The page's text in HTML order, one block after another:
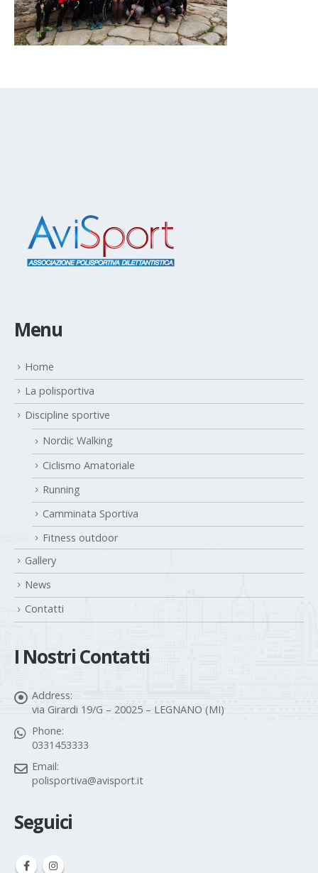
Menu
Home
La polisportiva
Discipline sportive
Nordic Walking
Ciclismo Amatoriale
Running
Camminata Sportiva
Fitness outdoor
Gallery
News
Contatti
I Nostri Contatti
Address:
via Girardi 19/G – 20025 – LEGNANO (MI)
Phone:
0331453333
Email:
polisportiva@avisport.it
Seguici